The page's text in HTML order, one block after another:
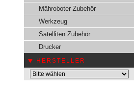
Mähroboter Zubehör
Werkzeug
Satelliten Zubehör
Drucker
HERSTELLER